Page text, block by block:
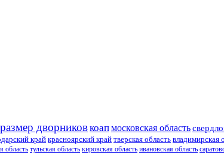
размер дворниковкоапмосковская область
край красноярский край тверская область владимирская
область тульская область кировская область ивановская область